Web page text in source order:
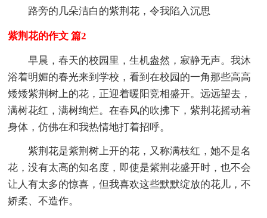
路旁的几朵洁白的紫荆花，令我陷入沉思
紫荆花的作文 篇2
早晨，春天的校园里，生机盎然，寂静无声。我沐
浴着明媚的春光来到学校，看到在校园的一角那些高高
矮矮紫荆树上的花，正迎着暖阳竞相盛开。远远望去，
满树花红，满树绚烂。在春风的吹拂下，紫荆花摇动着
身体，仿佛在和我热情地打着招呼。
紫荆花是紫荆树上开的花，又称满枝红，她不是名
花，没有太高的知名度，即使是紫荆花盛开时，也不会
让人有太多的惊喜，但我喜欢这些默默绽放的花儿，不
娇柔、不造作。